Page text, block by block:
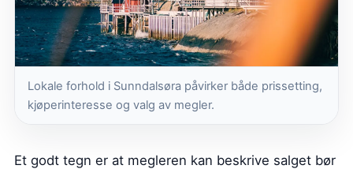
Lokale forhold i Sunndalsøra påvirker både prissetting,
kjøperinteresse og valg av megler.
Et godt tegn er at megleren kan beskrive salget bør